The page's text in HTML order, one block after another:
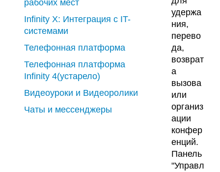
рабочих мест
Infinity X: Интеграция с IT-
системами
Телефонная платформа
Телефонная платформа
Infinity 4(устарело)
Видеоуроки и Видеоролики
Чаты и мессенджеры
удержа
ния,
перево
да,
возврат
а
вызова
или
организ
ации
конфер
енций.
Панель
"Управл